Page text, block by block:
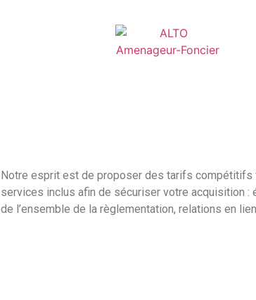
Notre esprit est de proposer des tarifs
services inclus afin de sécuriser votre acquisition
de l’ensemble de la règlementation, relations en